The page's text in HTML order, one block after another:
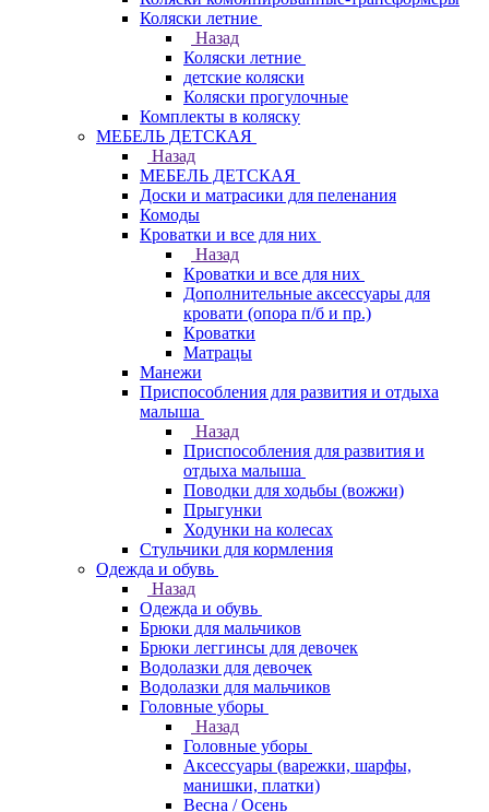
Коляски летние
Назад
Коляски летние
детские коляски
Коляски прогулочные
Комплекты в коляску
МЕБЕЛЬ ДЕТСКАЯ
Назад
МЕБЕЛЬ ДЕТСКАЯ
Доски и матрасики для пеленания
Комоды
Кроватки и все для них
Назад
Кроватки и все для них
Дополнительные аксессуары для
кровати (опора п/б и пр.)
Кроватки
Матрацы
Манежи
Приспособления для развития и отдыха
малыша
Назад
Приспособления для развития и
отдыха малыша
Поводки для ходьбы (вожжи)
Прыгунки
Ходунки на колесах
Стульчики для кормления
Одежда и обувь
Назад
Одежда и обувь
Брюки для мальчиков
Брюки леггинсы для девочек
Водолазки для девочек
Водолазки для мальчиков
Головные уборы
Назад
Головные уборы
Аксессуары (варежки, шарфы,
манишки, платки)
Весна / Осень